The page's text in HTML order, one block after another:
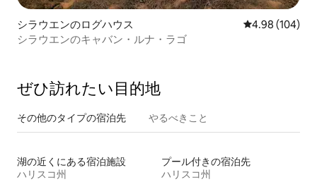
シラウエンのログハウス レビュー104
4.98 (104)
シラウエンのキャバン・ルナ・ラゴ
ぜひ訪⁠れ⁠た⁠い目⁠的⁠地
その他のタ⁠イ⁠プ⁠の宿⁠泊⁠先 やるべきこと
湖の近くにある宿泊施設
ハリスコ州
プール付きの宿泊先
ハリスコ州